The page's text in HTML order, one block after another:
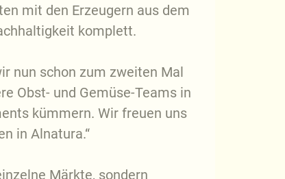
mit den Erzeugern aus dem
komplett.
nun schon zum zweiten Mal
Obst- und Gemüse-Teams in
kümmern. Wir freuen uns
in Alnatura.“
Märkte, sondern